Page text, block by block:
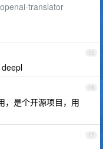
translator
15
16
，是个开源项目，用
17